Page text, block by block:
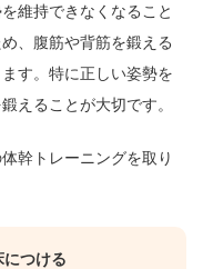
維持できなくなること
、腹筋や背筋を鍛える
す。特に正しい姿勢を
えることが大切です。
幹トレーニングを取り
につける